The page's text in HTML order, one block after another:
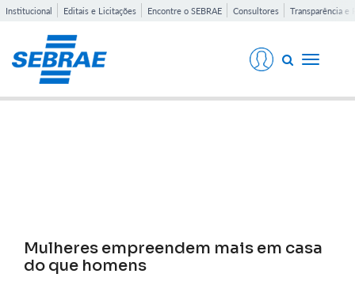
Institucional Editais e Licitações Encontre o SEBRAE Consultores Transparência e
Toggle
Mulheres empreendem mais em casa
do que homens